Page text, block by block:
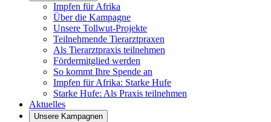
Impfen für Afrika
Über die Kampagne
Unsere Tollwut-Projekte
Teilnehmende Tierarztpraxen
Als Tierarztpraxis teilnehmen
Fördermitglied werden
So kommt Ihre Spende an
Impfen für Afrika: Starke Hufe
Starke Hufe: Als Praxis teilnehmen
Aktuelles
Unsere Kampagnen